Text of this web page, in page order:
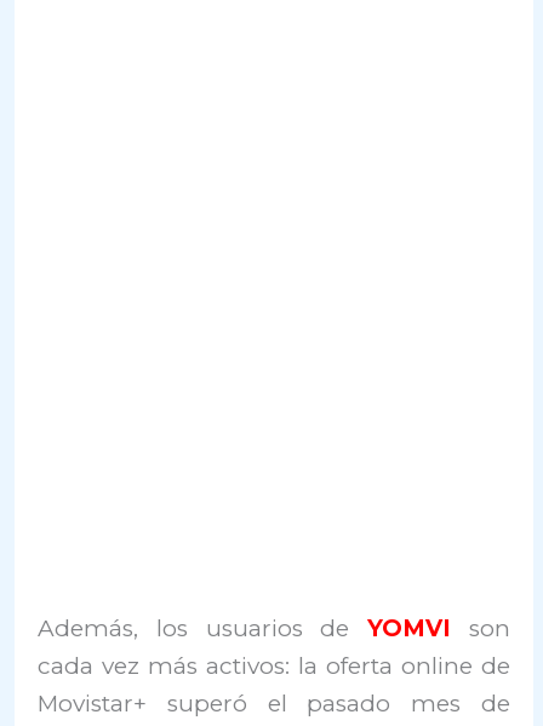
Además, los usuarios deYOMVI son
cada vez más activos: la oferta online de
Movistar+ superó el pasado mes de